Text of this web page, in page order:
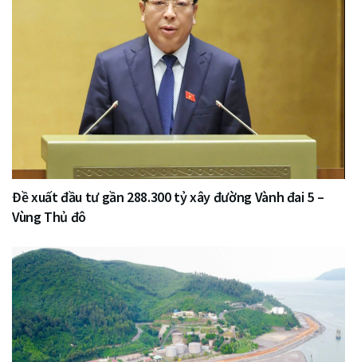
Đề xuất đầu tư gần 288.300 tỷ xây đường Vành đai 5 –
Vùng Thủ đô